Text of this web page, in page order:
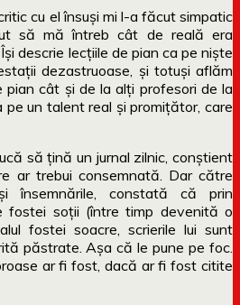
cu el însuși mi l-a făcut simpatic
să mă întreb cât de reală era
descrie lecțiile de pian ca pe niște
dezastruoase, și totuși aflăm
cât și de la alți profesori de la
un talent real și promițător, care
să țină un jurnal zilnic, conștient
ar trebui consemnată. Dar către
însemnările, constată că prin
fostei soții (între timp devenită o
fostei soacre, scrierile lui sunt
păstrate. Așa că le pune pe foc.
ar fi fost, dacă ar fi fost citite